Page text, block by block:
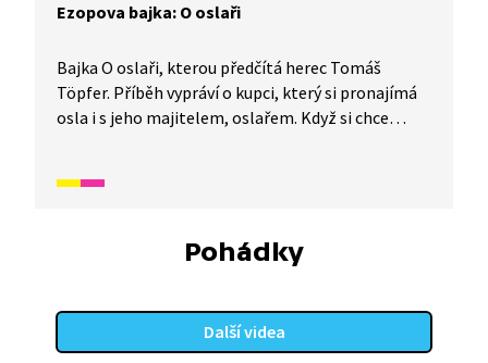
Ezopova bajka: O oslaři
Bajka O oslaři, kterou předčítá herec Tomáš
Töpfer. Příběh vypráví o kupci, který si pronajímá
osla i s jeho majitelem, oslařem. Když si chce
patří. Osel však mezitím zmizí v nedohlednu.
Pohádky
Další videa